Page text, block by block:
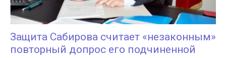
Защита Сабирова считает «незаконным»
повторный допрос его подчиненной